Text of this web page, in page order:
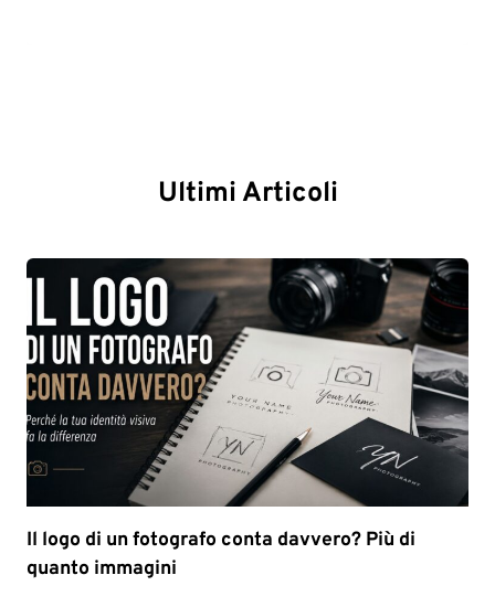
Ultimi Articoli
Il logo di un fotografo conta davvero? Più di
quanto immagini